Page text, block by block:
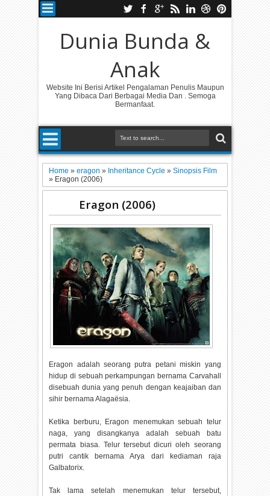
Dunia Bunda &
Anak
Website Ini Berisi Artikel Pengalaman Penulis Maupun
Yang Dibaca Dari Berbagai Media Dan . Semoga
Bermanfaat.
Home»eragon» Inheritance Cycle»Sinopsis Film
» Eragon (2006)
Eragon (2006)
Eragon adalah seorang putra petani miskin yang
hidup di sebuah perkampungan bernama Carvahall
disebuah dunia yang penuh dengan keajaiban dan
sihir bernama Alagaësia.
Ketika berburu, Eragon menemukan sebuah telur
naga, yang disangkanya adalah sebuah batu
permata biasa. Telur tersebut dicuri oleh seorang
putri cantik bernama Arya dari kediaman raja
Galbatorix.
Tak lama setelah menemukan telur tersebut,